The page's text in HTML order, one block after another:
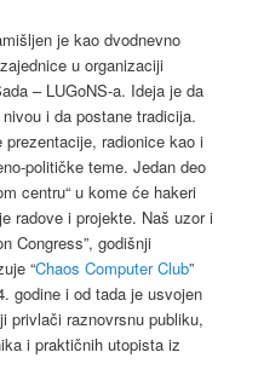
je kao dvodnevno
u organizaciji
– LUGoNS-a. Ideja je da
i da postane tradicija.
radionice kao i
političke teme. Jedan deo
centru“ u kome će hakeri
radove i projekte. Naš uzor i
Congress”, godišnji
“Chaos Computer Club”
godine i od tada je usvojen
privlači raznovrsnu publiku,
i praktičnih utopista iz